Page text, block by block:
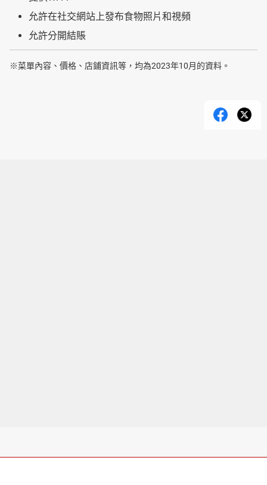
允許在社交網站上發布食物照片和視頻
允許分開結賬
※菜單內容、價格、店鋪資訊等，均為2023年10月的資料。